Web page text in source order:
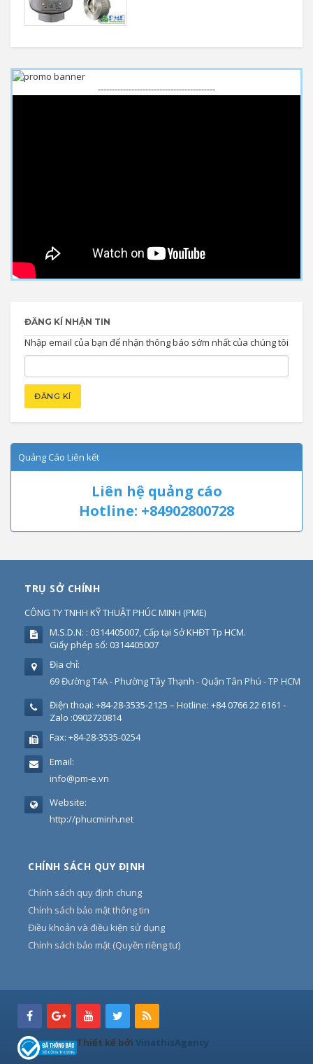
------------------------------------------
ĐĂNG KÍ NHẬN TIN
Nhập email của bạn để nhận thông báo sớm nhất của chúng tôi
Quảng Cáo Liên kết
Liên hệ quảng cáo
Hotline: +84902800728
TRỤ SỞ CHÍNH
CÔNG TY TNHH KỸ THUẬT PHÚC MINH (PME)
M.S.D.N: : 0314405007, Cấp tại Sở KHĐT Tp HCM.
Giấy phép số: 0314405007
Địa chỉ:
69 Đường T4A - Phường Tây Thạnh - Quận Tân Phú - TP HCM
Điện thoại: +84-28-3535-2125 – Hotline: +84 0766 22 6161 -
Zalo :0902720814
Fax: +84-28-3535-0254
Email:
info@pm-e.vn
Website:
http://phucminh.net
CHÍNH SÁCH QUY ĐỊNH
Chính sách quy định chung
Chính sách bảo mật thông tin
Điều khoản và điều kiện sử dụng
Chính sách bảo mật (Quyền riêng tư)
Thiết kế bởi VinathisAgency